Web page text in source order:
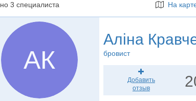
3 специалиста На
АК
Аліна
бровист
Добавить
отзыв